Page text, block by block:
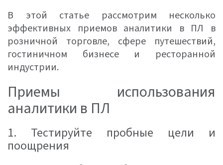
В этой статье рассмотрим несколько
эффективных приемов аналитики в ПЛ в
розничной торговле, сфере путешествий,
гостиничном бизнесе и ресторанной
индустрии.
Приемы использования
аналитики в ПЛ
1. Тестируйте пробные цели и
поощрения